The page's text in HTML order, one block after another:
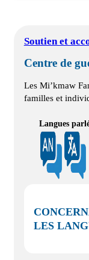
Soutien et
Centre de
Les Mi’kmaw
familles et
Langues
LES